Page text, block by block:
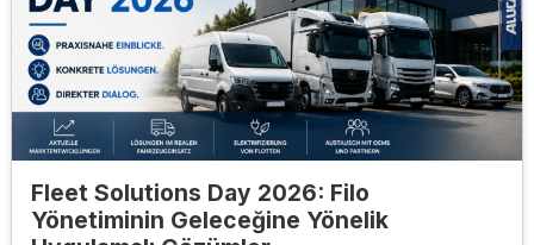
Fleet Solutions Day 2026: Filo
Yönetiminin Geleceğine Yönelik